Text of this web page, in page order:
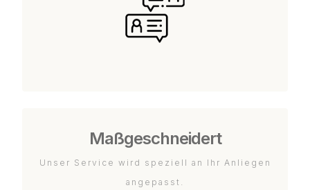
Maßgeschneidert
Unser Service wird speziell an Ihr Anliegen
angepasst.